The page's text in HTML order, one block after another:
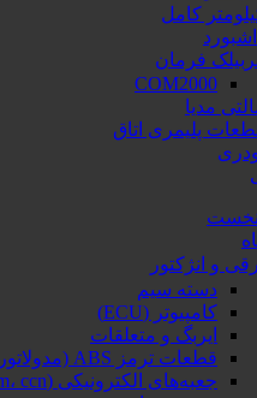
کامل
فرمان
COM2000
مدیا
پلیمری اتاق
و انژکتور
دسته سیم
کامپیوتر (ECU)
ایربگ و متعلقات
قطعات ترمز ABS (مدولاتور، سنسور و …)
جعبه‌های الکترونیکی (fn، fcm، bcm، ccn و …)